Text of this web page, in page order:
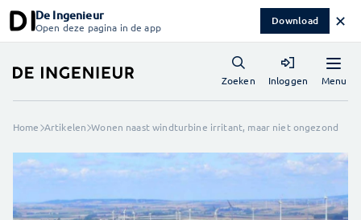
De Ingenieur
Open deze pagina in de app Download ✕
Menu
Zoeken Inloggen
Home Artikelen Wonen naast windturbine irritant, maar niet ongezond